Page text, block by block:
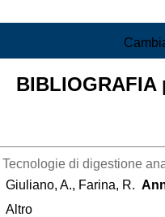
Tecnologie di digestione
Giuliano, A., Farina, R.
Altro